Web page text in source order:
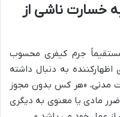
خسارت ناشی از
جرم کیفری محسوب
اظهارکننده به دنبال داشته
قانون مسئولیت مدنی، «هر کس بدون مجوز
ضرر مادی یا معنوی به دیگری